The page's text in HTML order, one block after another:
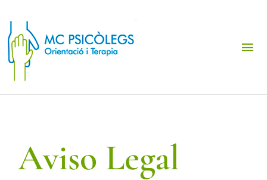
contenido
Gabinete de Psicología
Primera cita gratis
Aviso Legal